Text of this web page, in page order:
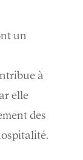
un
à
elle
des